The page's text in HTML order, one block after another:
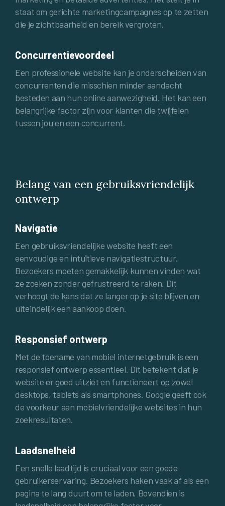
staat om gerichte marketingcampagnes op te zetten
die je zichtbaarheid en bereik vergroten.
Concurrentievoordeel
Een professionele website kan je onderscheiden van
concurrenten die misschien minder aandacht
besteden aan hun online aanwezigheid. Het kan een
belangrijke factor zijn voor klanten die twijfelen
tussen jou en een concurrent.
Belang van een gebruiksvriendelijk
ontwerp
Navigatie
Een gebruiksvriendelijke website heeft een
eenvoudige en intuïtieve navigatiestructuur.
Bezoekers moeten gemakkelijk kunnen vinden wat
ze zoeken zonder gefrustreerd te raken. Dit
verhoogt de kans dat ze langer op je site blijven en
uiteindelijk een aankoop doen.
Responsief ontwerp
Met de toename van mobiel internetgebruik is een
responsief ontwerp essentieel. Dit betekent dat je
website er goed uitziet en functioneert op zowel
desktops, tablets als smartphones. Google geeft ook
de voorkeur aan mobielvriendelijke websites in hun
zoekresultaten.
Laadsnelheid
Een snelle laadtijd is cruciaal voor een goede
gebruikerservaring. Bezoekers haken vaak af als een
pagina te lang duurt om te laden. Bovendien is